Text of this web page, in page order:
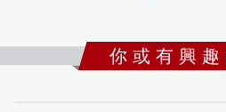
你 或 有 興 趣